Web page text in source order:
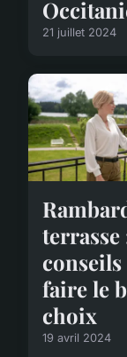
21 juillet 2024
terrasse
faire le
choix
19 avril 2024